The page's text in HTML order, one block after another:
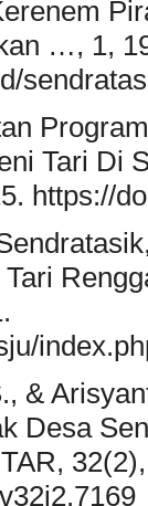
…, 1,
Tari Di
https://
&
Desa